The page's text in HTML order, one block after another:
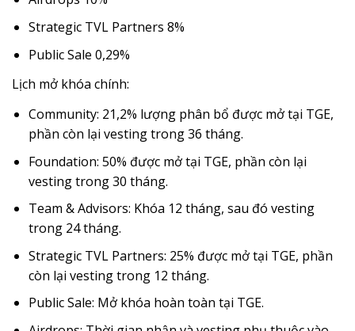
Strategic TVL Partners 8%
Public Sale 0,29%
Lịch mở khóa chính:
Community: 21,2% lượng phân bổ được mở tại TGE,
phần còn lại vesting trong 36 tháng.
Foundation: 50% được mở tại TGE, phần còn lại
vesting trong 30 tháng.
Team & Advisors: Khóa 12 tháng, sau đó vesting
trong 24 tháng.
Strategic TVL Partners: 25% được mở tại TGE, phần
còn lại vesting trong 12 tháng.
Public Sale: Mở khóa hoàn toàn tại TGE.